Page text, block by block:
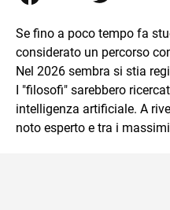
esperienze nella
Se fino a poco tempo fa
considerato un percorso
Nel 2026 sembra si stia
I "filosofi" sarebbero
intelligenza artificiale. A
noto esperto e tra i